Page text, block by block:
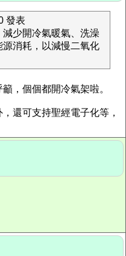
發表
少開冷氣暖氣、洗澡
消耗，以減慢二氧化
，個個都開冷氣架啦。
還可支持聖經電子化等，